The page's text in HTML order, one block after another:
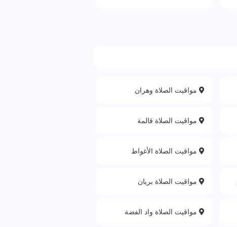
مواقيت الصلاة وهران
مواقيت الصلاة قالمة
مواقيت الصلاة الأغواط
مواقيت الصلاة بريان
مواقيت الصلاة واد الفضة